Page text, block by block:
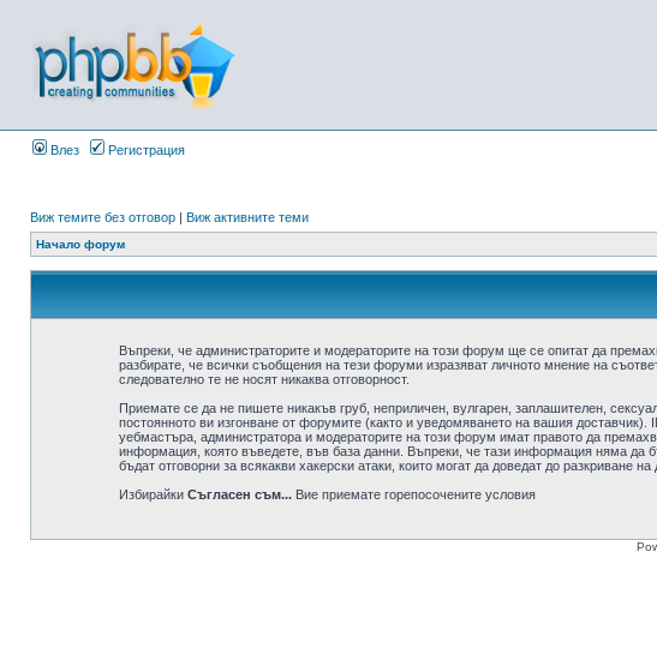
Влез Регистрация
Виж темите без отговор | Виж активните теми
Начало форум
Въпреки, че администраторите и модераторите на този форум ще се опитат да
разбирате, че всички съобщения на тези форуми изразяват личното мнение на
следователно те не носят никаква отговорност.
Приемате се да не пишете никакъв груб, неприличен, вулгарен, заплашителен,
постоянното ви изгонване от форумите (както и уведомяването на вашия
уебмастъра, администратора и модераторите на този форум имат правото да
информация, която въведете, във база данни. Въпреки, че тази информация няма да
бъдат отговорни за всякакви хакерски атаки, които могат да доведат до разкриване на
Избирайки Съгласен съм...Вие приемате горепосочените условия